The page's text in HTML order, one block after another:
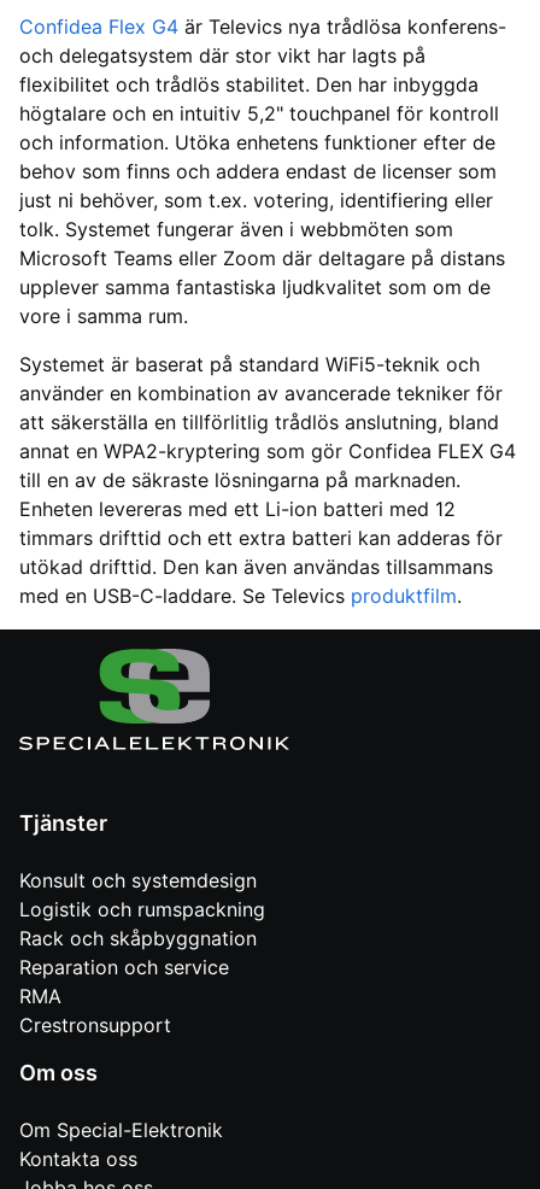
Confidea Flex G4 är Televics nya trådlösa konferens-
och delegatsystem där stor vikt har lagts på
flexibilitet och trådlös stabilitet. Den har inbyggda
högtalare och en intuitiv 5,2" touchpanel för kontroll
och information. Utöka enhetens funktioner efter de
behov som finns och addera endast de licenser som
just ni behöver, som t.ex. votering, identifiering eller
tolk. Systemet fungerar även i webbmöten som
Microsoft Teams eller Zoom där deltagare på distans
upplever samma fantastiska ljudkvalitet som om de
vore i samma rum.
Systemet är baserat på standard WiFi5-teknik och
använder en kombination av avancerade tekniker för
att säkerställa en tillförlitlig trådlös anslutning, bland
annat en WPA2-kryptering som gör Confidea FLEX G4
till en av de säkraste lösningarna på marknaden.
Enheten levereras med ett Li-ion batteri med 12
timmars drifttid och ett extra batteri kan adderas för
utökad drifttid. Den kan även användas tillsammans
med en USB-C-laddare. Se Televics produktfilm.
Tjänster
Konsult och systemdesign
Logistik och rumspackning
Rack och skåpbyggnation
Reparation och service
RMA
Crestronsupport
Om oss
Om Special-Elektronik
Kontakta oss